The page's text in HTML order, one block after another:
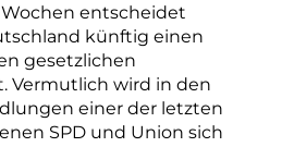
entscheidet
künftig einen
gesetzlichen
Vermutlich wird in den
einer der letzten
SPD und Union sich